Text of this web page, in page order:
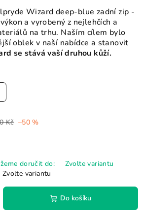
Wizard deep-blue zadní zip -
a vyrobený z nejlehčích a
na trhu. Naším cílem bylo
oblek v naší nabídce a stanovit
se stává vaší druhou kůží.
Kč –50 %
doručit do:
Zvolte variantu
Zvolte variantu
Do košíku